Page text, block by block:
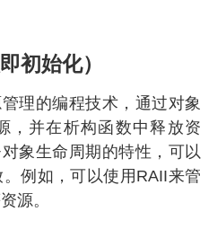
初始化）
理的编程技术，通过对象
，并在析构函数中释放资
象生命周期的特性，可以
例如，可以使用RAII来管
源。